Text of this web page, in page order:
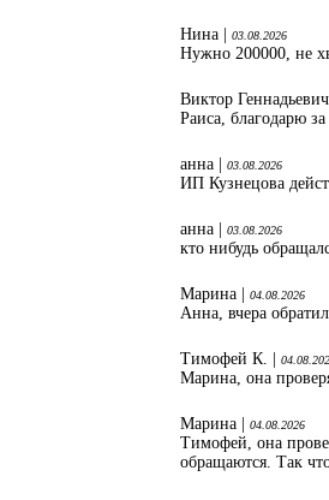
Нина | 03.08.2026
Нужно 200000, не
Виктор Геннадьевич
Раиса, благодарю
анна | 03.08.2026
ИП Кузнецова
анна | 03.08.2026
кто нибудь
Марина | 04.08.2026
Анна, вчера
Тимофей К. |
Марина, она
Марина | 04.08.2026
Тимофей, она
обращаются. Так